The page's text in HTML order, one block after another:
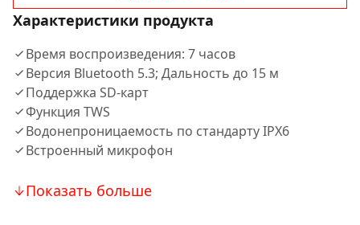
Характеристики продукта
Время воспроизведения: 7 часов
Версия Bluetooth 5.3; Дальность до 15 м
Поддержка SD-карт
Функция TWS
Водонепроницаемость по стандарту IPX6
Встроенный микрофон
Показать больше